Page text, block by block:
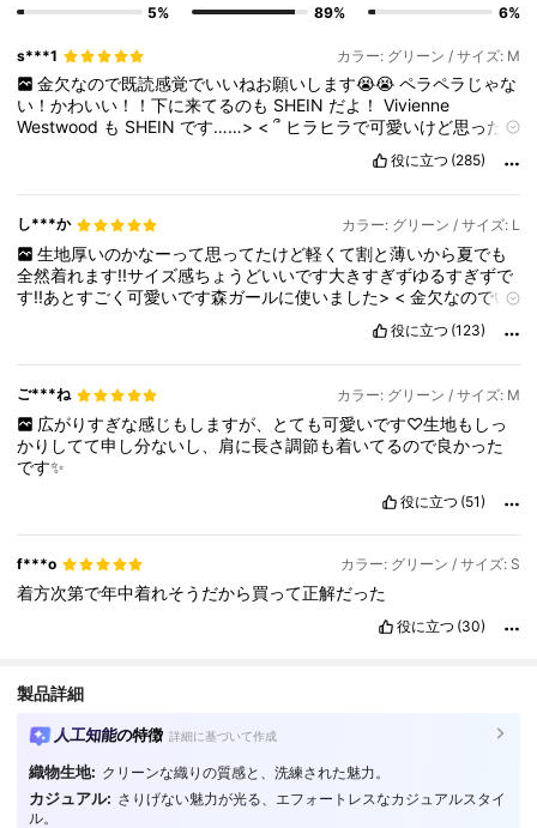
5%
89%
6%
s***1 カラー: グリーン / サイズ: M
金欠なので既読感覚でいいねお願いします😭😭 ペラペラじゃな
い！かわいい！！下に来てるのも SHEIN だよ！Vivienne
Westwood も SHEIN です……> <՞ ヒラヒラで可愛いけど思った
ンピースとして着たい人は大きくてもいいかも！ 役に立つ (285)
し***か カラー: グリーン / サイズ: L
生地厚いのかなーって思ってたけど軽くて割と薄いから夏でも
全然着れます!!サイズ感ちょうどいいです大きすぎずゆるすぎずで
す!!あとすごく可愛いです森ガールに使いました> <金欠なのでい
役に立つ (123)
ご***ね カラー: グリーン / サイズ: M
広がりすぎな感じもしますが、とても可愛いです♡生地もしっ
かりしてて申し分ないし、肩に長さ調節も着いてるので良かった
です✨
役に立つ (51)
f***o カラー: グリーン / サイズ: S
着方次第で年中着れそうだから買って正解だった
役に立つ (30)
製品詳細
人工知能の特徴 詳細に基づいて作成
織物生地: クリーンな織りの質感と、洗練された魅力。
カジュアル: さりげない魅力が光る、エフォートレスなカジュアルスタイ
ル。